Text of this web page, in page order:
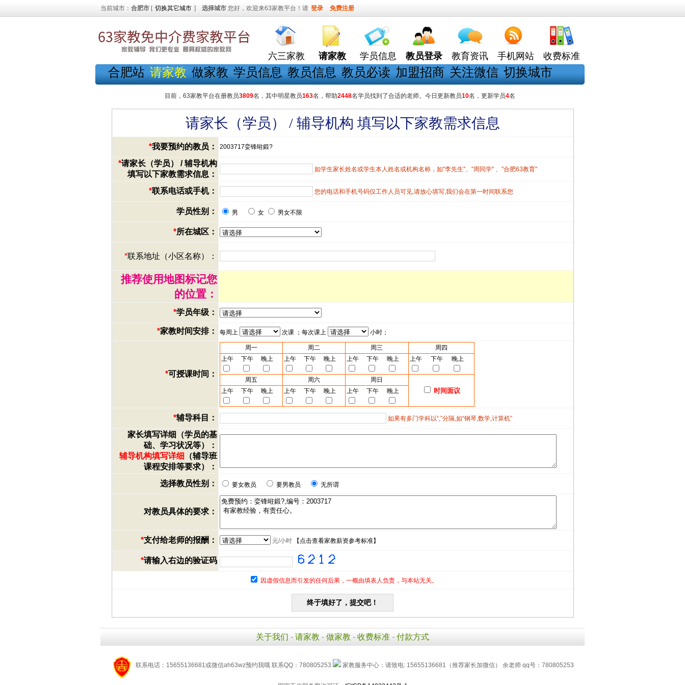
当前城市： 合肥市 [ 切换其它城市 ] 选择城市 您好，欢迎来63家教平台！请 登录 免费注册
六三家教 请家教 学员信息 教员登录 教育资讯 手机网站 收费标准
合肥站 请家教 做家教 学员信息 教员信息 教员必读 加盟招商 关注微信 切换城市
目前，63家教平台在册教员3809名，其中明星教员163名，帮助2448名学员找到了合适的老师。今日更新教员10名，更新学员4名
请家长（学员） / 辅导机构 填写以下家教需求信息
*我要预约的教员： 2003717娈锋暀鍛?
*请家长（学员） / 辅导机构
填写以下家教需求信息：
如学生家长姓名或学生本人姓名或机构名称，如"李先生"、"周同学" 、"合肥63教育"
*联系电话或手机： 您的电话和手机号码仅工作人员可见,请放心填写,我们会在第一时间联系您
学员性别： 男 女 男女不限
*所在城区：
*联系地址（小区名称）：
推荐使用地图标记您
的位置：
*学员年级：
*家教时间安排： 每周上 次课 ；每次课上 小时；
*可授课时间：
周一 周二 周三
周四
上午
下午 晚上 上午 下午 晚上 上午 下午 晚上 上午 下午 晚上
周五 周六 周日
时间面议
上午 下午 晚上 上午 下午 晚上 上午 下午 晚上
*辅导科目： 如果有多门学科以“,”分隔,如“钢琴,数学,计算机”
家长填写详细（学员的基
础、学习状况等）：
辅导机构填写详细 （辅导班
课程安排等要求）：
选择教员性别：
要女教员 要男教员 无所谓
对教员具体的要求：
*支付给老师的报酬： 元/小时【 点击查看家教薪资参考标准】
*请输入右边的验证码
因虚假信息而引发的任何后果，一概由填表人负责，与本站无关。
关于我们 - 请家教 - 做家教 - 收费标准 - 付款方式
联系电话：15655136681或微信ah63wz预约我哦 联系QQ：780805253 家教服务中心：请致电: 15655136681（推荐家长加微信） 余老师 qq号：780805253